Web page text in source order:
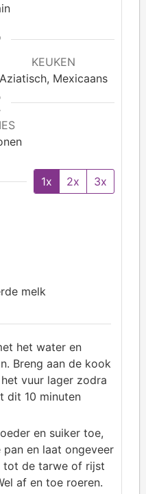
KEUKEN
Aziatisch, Mexicaans
1x 2x
3x
melk
het water en
Breng aan de kook
vuur lager zodra
dit 10 minuten
en suiker toe,
en laat ongeveer
tot de tarwe of rijst
af en toe roeren.